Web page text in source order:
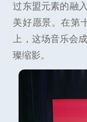
过东盟元素的融
美好愿景。在第
上，这场音乐会
璨缩影。